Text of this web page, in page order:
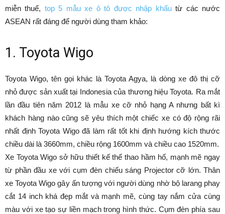
miễn thuế, top 5 mẫu xe ô tô được nhập khẩutừ các nước
ASEAN rất đáng để người dùng tham khảo:
1. Toyota Wigo
Toyota Wigo, tên gọi khác là Toyota Agya, là dòng xe đô thị cỡ
nhỏ được sản xuất tại Indonesia của thương hiệu Toyota. Ra mắt
lần đầu tiên năm 2012 là mẫu xe cỡ nhỏ hạng A nhưng bất kì
khách hàng nào cũng sẽ yêu thích một chiếc xe có độ rộng rãi
nhất định Toyota Wigo đã làm rất tốt khi định hướng kích thước
chiều dài là 3660mm, chiều rộng 1600mm và chiều cao 1520mm.
Xe Toyota Wigo sở hữu thiết kế thể thao hầm hố, mạnh mẽ ngay
từ phần đầu xe với cụm đèn chiếu sáng Projector cỡ lớn. Thân
xe Toyota Wigo gây ấn tượng với người dùng nhờ bộ larang phay
cắt 14 inch khá đẹp mắt và mạnh mẽ, cùng tay nắm cửa cùng
màu với xe tạo sự liền mạch trong hình thức. Cụm đèn phía sau